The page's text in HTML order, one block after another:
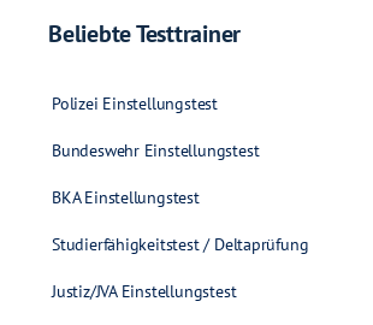
Beliebte Testtrainer
Polizei Einstellungstest
Bundeswehr Einstellungstest
BKA Einstellungstest
Studierfähigkeitstest / Deltaprüfung
Justiz/JVA Einstellungstest